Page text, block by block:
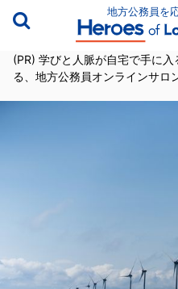
地方公務員を
(PR) 学びと人脈が自宅で手に
る、地方公務員オンラインサロ